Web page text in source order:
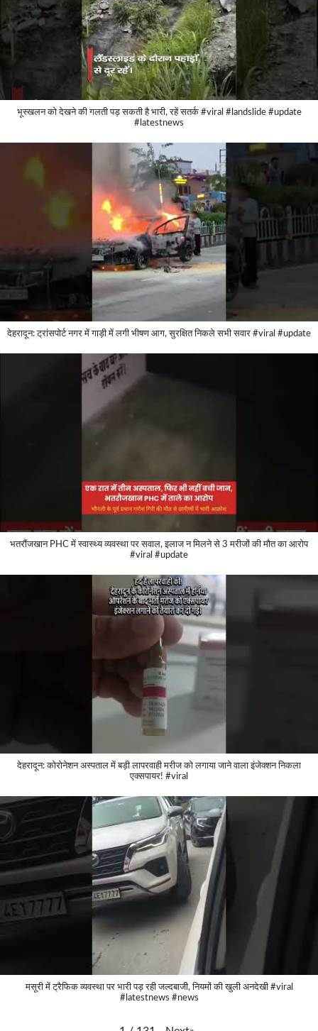
भूस्खलन को देखने की गलती पड़ सकती है भारी, रहें सतर्क #viral #landslide #update
#latestnews
देहरादून: ट्रांसपोर्ट नगर में गाड़ी में लगी भीषण आग, सुरक्षित निकले सभी सवार #viral #update
भतरौंजखान PHC में स्वास्थ्य व्यवस्था पर सवाल, इलाज न मिलने से 3 मरीजों की मौत का आरोप
#viral #update
देहरादून: कोरोनेशन अस्पताल में बड़ी लापरवाही मरीज को लगाया जाने वाला इंजेक्शन निकला
एक्सपायर! #viral
मसूरी में ट्रैफिक व्यवस्था पर भारी पड़ रही जल्दबाजी, नियमों की खुली अनदेखी #viral
#latestnews #news